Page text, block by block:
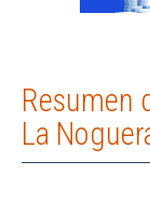
Resumen
La